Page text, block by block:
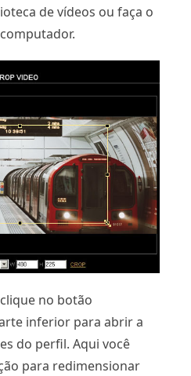
de vídeos ou faça o
no botão
inferior para abrir a
do perfil. Aqui você
para redimensionar